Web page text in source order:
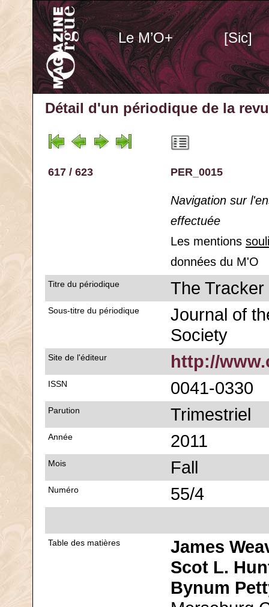
Le M’O+ [Sic]
Détail d'un périodique de la
617 / 623 PER_0015
Navigation sur
effectuée
Les mentions
données du M'O
Titre du périodique The Tracker
Sous-titre du périodique
Journal of
Society
Site de l'éditeur http://
ISSN 0041-0330
Parution Trimestriel
Année 2011
Mois Fall
Numéro 55/4
Table des matières
James
Scot L.
Bynum